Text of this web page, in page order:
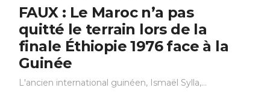
Malick KONATE mars 26, 2026
FAUX : Le Maroc n’a pas
quitté le terrain lors de la
finale Éthiopie 1976 face à la
Guinée